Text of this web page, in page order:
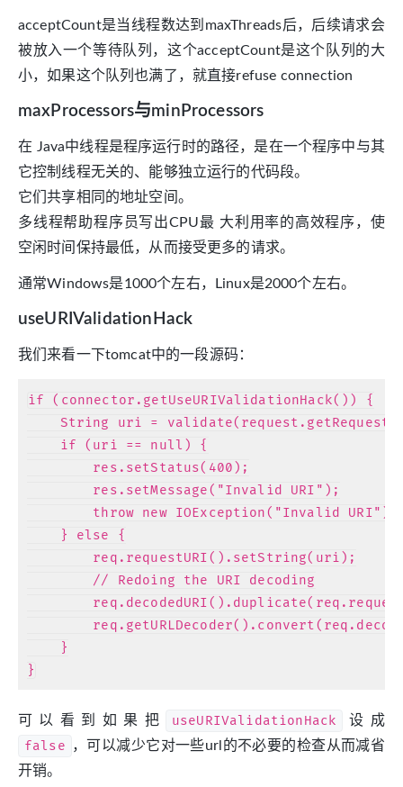
acceptCount是当线程数达到maxThreads后，后续请求会
被放入一个等待队列，这个acceptCount是这个队列的大
小，如果这个队列也满了，就直接refuse connection
maxProcessors与minProcessors
在 Java中线程是程序运行时的路径，是在一个程序中与其
它控制线程无关的、能够独立运行的代码段。
它们共享相同的地址空间。
多线程帮助程序员写出CPU最 大利用率的高效程序，使
空闲时间保持最低，从而接受更多的请求。
通常Windows是1000个左右，Linux是2000个左右。
useURIValidationHack
我们来看一下tomcat中的一段源码：
if (connector.getUseURIValidationHack()) {
String uri =
    if (uri == null) {
        res.setStatus(400);
        res.setMessage("Invalid URI");
        throw new IOException("Invalid URI");
    } else {
        req.requestURI().setString(uri);
        // Redoing the URI decoding
    }
可以看到如果把 useURIValidationHack 设成
false
，可以减少它对一些url的不必要的检查从而减省
开销。